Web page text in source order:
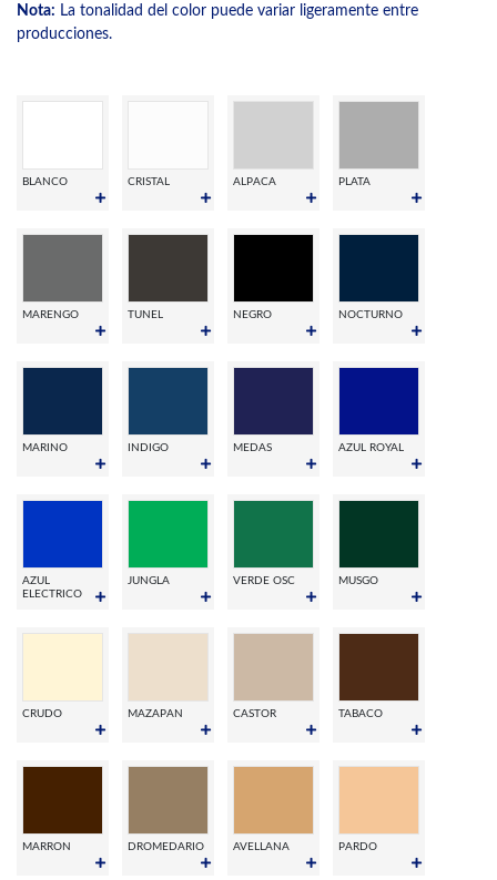
Nota: La tonalidad del color puede variar ligeramente entre
producciones.
BLANCO CRISTAL ALPACA PLATA
MARENGO TUNEL NEGRO NOCTURNO
MARINO INDIGO MEDAS AZUL ROYAL
AZUL
ELECTRICO
JUNGLA VERDE OSC MUSGO
CRUDO MAZAPAN CASTOR TABACO
MARRON DROMEDARIO AVELLANA PARDO